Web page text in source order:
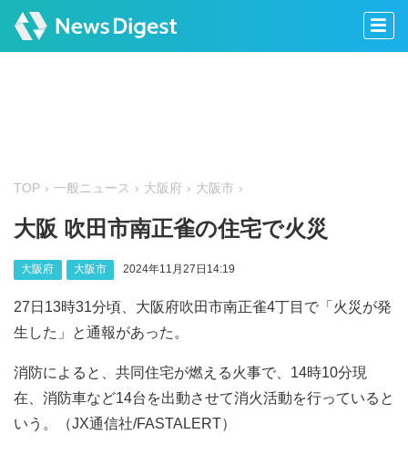
TOP 一般ニュース 大阪府 大阪市
大阪 吹田市南正雀の住宅で火災
大阪府 大阪市 2024年11月27日14:19
27日13時31分頃、大阪府吹田市南正雀4丁目で「火災が発
生した」と通報があった。
消防によると、共同住宅が燃える火事で、14時10分現
在、消防車など14台を出動させて消火活動を行っていると
いう。（JX通信社/FASTALERT）